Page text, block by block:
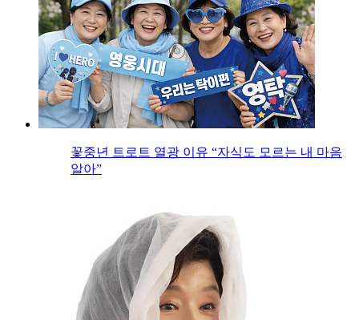
꽃중년 트로트 열광 이유 “자식도 모르는 내 마음
알아”